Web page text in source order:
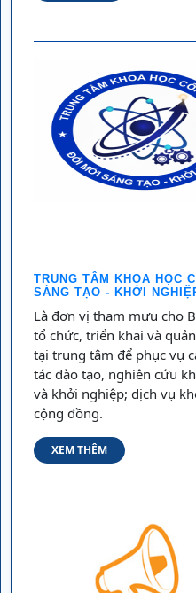
TRUNG TÂM KHOA HỌC
SÁNG TẠO - KHỞI
Là đơn vị tham mưu cho
tổ chức, triển khai và
tại trung tâm để phục vụ
tác đào tạo, nghiên cứu
và khởi nghiệp; dịch vụ
cộng đồng.
XEM THÊM